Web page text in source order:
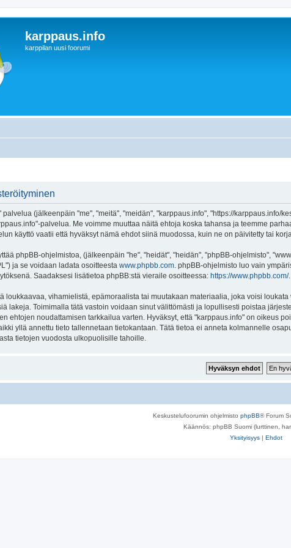
karppaus.info
karppilan uusi foorumi
palvelua (jälkeenpäin "me", "meitä", "meidän", "karppaus.info", "https://karppaus.info/
palvelua. Me voimme muuttaa näitä ehtoja koska tahansa ja teemme
käyttö vaatii että hyväksyt nämä ehdot siinä muodossa, kuin ne on päivitetty tai
phpBB-ohjelmistoa, (jälkeenpäin "he", "heidät", "heidän", "phpBB-ohjelmisto",
ja se voidaan ladata osoitteesta www.phpbb.com . phpBB-ohjelmisto luo vain
Saadaksesi lisätietoa phpBB:stä vieraile osoitteessa: https://www.phpbb.com/.
loukkaavaa, vihamielistä, epämoraalista tai muutakaan materiaalia, joka voisi
lakeja. Toimimalla tätä vastoin voidaan sinut välittömästi ja lopullisesti poistaa
ehtojen noudattamisen tarkkailua varten. Hyväksyt, että "karppaus.info" on oikeus
yllä annettu tieto tallennetaan tietokantaan. Tätä tietoa ei anneta kolmannelle
tietojen vuodosta ulkopuolisille tahoille.
Keskustelufoorumin ohjelmisto phpBB® Forum
Käännös: phpBB Suomi (lurttinen,
Yksityisyys | Ehdot